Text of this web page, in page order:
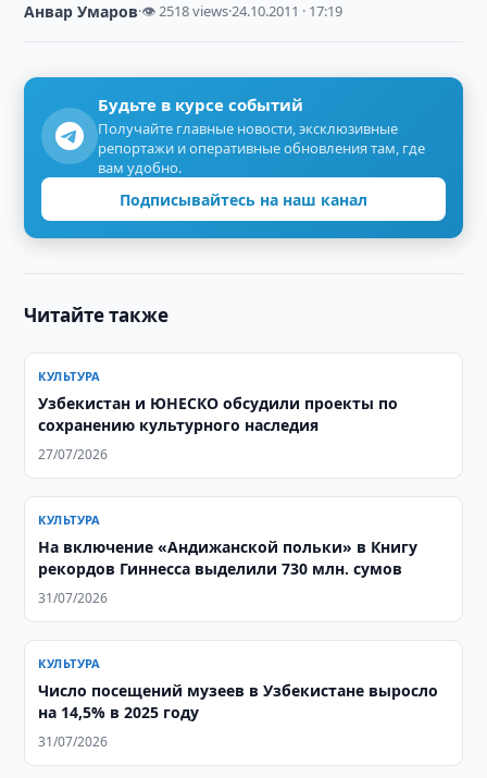
Анвар Умаров·👁 2518 views·24.10.2011 · 17:19
Будьте в курсе событий
Получайте главные новости, эксклюзивные
репортажи и оперативные обновления там, где
вам удобно.
Подписывайтесь на наш канал
Читайте также
КУЛЬТУРА
Узбекистан и ЮНЕСКО обсудили проекты по
сохранению культурного наследия
27/07/2026
КУЛЬТУРА
На включение «Андижанской польки» в Книгу
рекордов Гиннесса выделили 730 млн. сумов
31/07/2026
КУЛЬТУРА
Число посещений музеев в Узбекистане выросло
на 14,5% в 2025 году
31/07/2026